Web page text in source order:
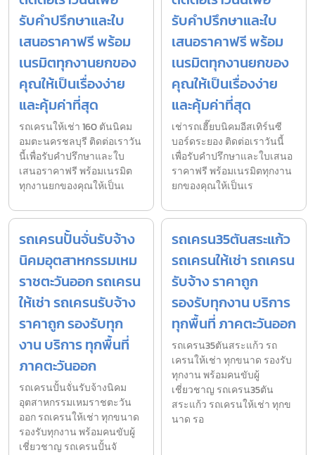
รับคำปรึกษาและใบ
เสนอราคาฟรี พร้อม
เนรมิตทุกงานยกของ
คุณให้เป็นเรื่องง่าย
และคุ้มค่าที่สุด
รถเครนให้เช่า 160 ตันนิคม
อมตะนครชลบุรี ติดต่อเราวัน
นี้เพื่อรับคำปรึกษาและใบ
เสนอราคาฟรี พร้อมเนรมิต
ทุกงานยกของคุณให้เป็นเ
รับคำปรึกษาและใบ
เสนอราคาฟรี พร้อม
เนรมิตทุกงานยกของ
คุณให้เป็นเรื่องง่าย
และคุ้มค่าที่สุด
เช่ารถเฮี๊ยบนิคมอีสเทิร์นซี
บอร์ดระยอง ติดต่อเราวันนี้
เพื่อรับคำปรึกษาและใบเสนอ
ราคาฟรี พร้อมเนรมิตทุกงาน
ยกของคุณให้เป็นเร
รถเครนปั้นจั่นรับจ้าง
นิคมอุตสาหกรรมเหม
ราชตะวันออก รถเครน
ให้เช่า รถเครนรับจ้าง
ราคาถูก รองรับทุก
งาน บริการ ทุกพื้นที่
ภาคตะวันออก
รถเครนปั้นจั่นรับจ้างนิคม
อุตสาหกรรมเหมราชตะวัน
ออก รถเครนให้เช่า ทุกขนาด
รองรับทุกงาน พร้อมคนขับผู้
เชี่ยวชาญ รถเครนปั้นจั
รถเครน35ตันสระแก้ว
รถเครนให้เช่า รถเครน
รับจ้าง ราคาถูก
รองรับทุกงาน บริการ
ทุกพื้นที่ ภาคตะวันออก
รถเครน35ตันสระแก้ว รถ
เครนให้เช่า ทุกขนาด รองรับ
ทุกงาน พร้อมคนขับผู้
เชี่ยวชาญ รถเครน35ตัน
สระแก้ว รถเครนให้เช่า ทุกข
นาด รอ